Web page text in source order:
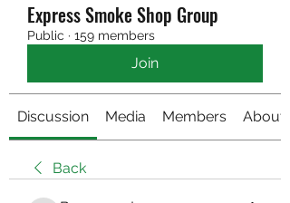
Express Smoke Shop Group
Public · 159 members
Join
Discussion Media Members About
Back